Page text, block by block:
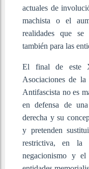
actuales de
machista o el
realidades que
también para las
El final de este
Asociaciones de
Antifascista no es
en defensa de
derecha y su
y pretenden
restrictiva, en la
negacionismo y